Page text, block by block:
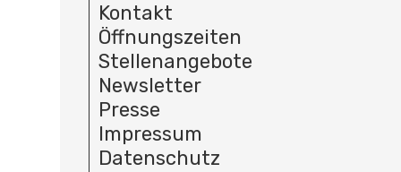
Kontakt
Öffnungszeiten
Stellenangebote
Newsletter
Presse
Impressum
Datenschutz